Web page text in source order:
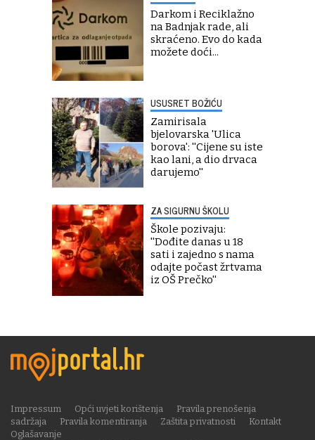
Darkom i Reciklažno
na Badnjak rade, ali
skraćeno. Evo do kada
možete doći...
USUSRET BOŽIĆU
Zamirisala
bjelovarska 'Ulica
borova': ''Cijene su iste
kao lani, a dio drvaca
darujemo''
ZA SIGURNU ŠKOLU
Škole pozivaju:
''Dođite danas u 18
sati i zajedno s nama
odajte počast žrtvama
iz OŠ Prečko''
Impressum Opći uvjeti korištenja
Pravila prenošenja
sadržaja
Pravila komentiranja Zaštita privatnosti
Kontakt
Oglašavanje